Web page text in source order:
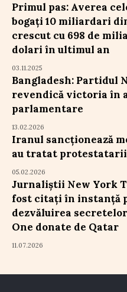
Primul pas: Averea
bogați 10 miliardari
crescut cu 698 de
dolari în ultimul an
03.11.2025
Bangladesh: Partidul
revendică victoria în
parlamentare
13.02.2026
Iranul sancționează
au tratat
05.02.2026
Jurnaliștii New York
fost citați în instanță
dezvăluirea
One donate de Qatar
11.07.2026